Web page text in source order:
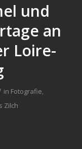
und
an
Loire-
in Fotografie,
Zilch